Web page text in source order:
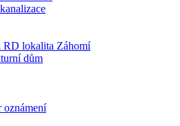
RD lokalita Záhomí
dům
oznámení